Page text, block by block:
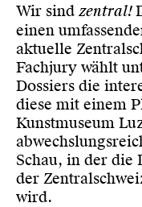
Wir sind zentral!
einen
aktuelle
Fachjury wählt
Dossiers die
diese mit einem
Kunstmuseum
Schau, in der die
der
wird.